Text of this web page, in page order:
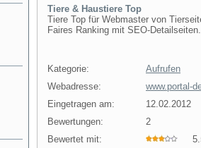
Tiere & Haustiere Top
Tiere Top für Webmaster von
Faires Ranking mit SEO-
Kategorie:
Aufrufen
Webadresse:
www.portal-
Eingetragen am:
12.02.2012
Bewertungen:
2
Bewertet mit: